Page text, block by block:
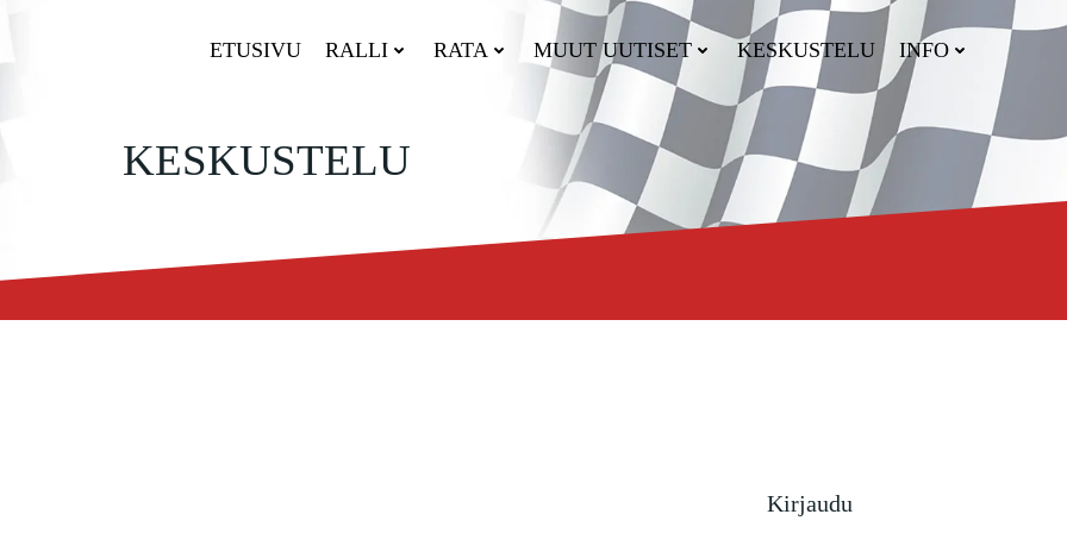
ETUSIVU RALLI RATA MUUT UUTISET KESKUSTELU INFO
KESKUSTELU
Kirjaudu